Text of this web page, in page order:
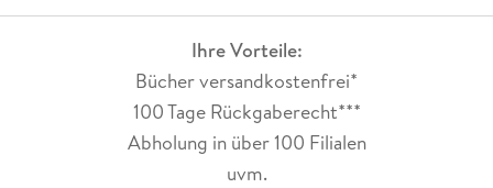
Ihre Vorteile:
Bücher versandkostenfrei*
100 Tage Rückgaberecht***
Abholung in über 100 Filialen
uvm.